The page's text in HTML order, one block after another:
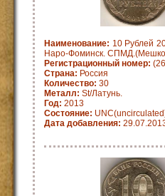
Наименование: 10 Рублей
Наро-Фоминск.
Регистрационный номер:
Страна: Россия
Количество: 30
Металл: St/Латунь.
Год: 2013
Состояние:
Дата добавления: